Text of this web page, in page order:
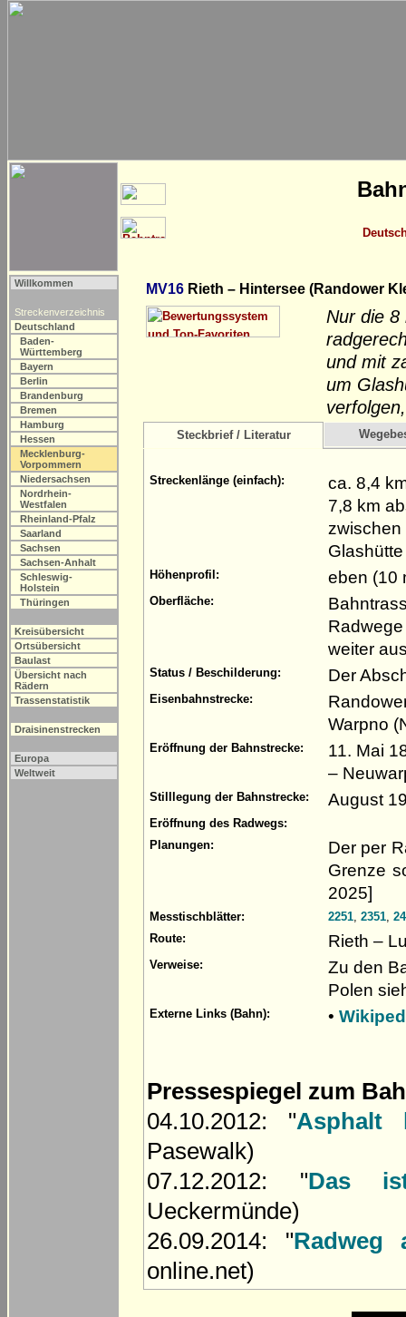
Willkommen
Streckenverzeichnis
Deutschland
Baden-
Württemberg
Bayern
Berlin
Brandenburg
Bremen
Hamburg
Hessen
Mecklenburg-
Vorpommern
Niedersachsen
Nordrhein-
Westfalen
Rheinland-Pfalz
Saarland
Sachsen
Sachsen-Anhalt
Schleswig-
Holstein
Thüringen
Kreisübersicht
Ortsübersicht
Baulast
Übersicht nach
Rädern
Trassenstatistik
Draisinenstrecken
Europa
Weltweit
MV16 Rieth – Hintersee (Randower
Nur die 8
und mit
um
Steckbrief / Literatur
Streckenlänge (einfach):
ca. 8,4
7,8 km
zwischen
Höhenprofil: eben (10
Oberfläche:
weiter
Status / Beschilderung: Der
Eisenbahnstrecke:
Warpno
Eröffnung der Bahnstrecke:
11. Mai
–
Stilllegung der Bahnstrecke: August
Eröffnung des Radwegs:
Planungen:
Der per
Grenze
2025]
Messtischblätter: 2251, 2351,
Route:
Rieth –
Verweise:
Zu den
Polen
Externe Links (Bahn): •
Pressespiegel zum
04.10.2012: "Asphalt
Pasewalk)
07.12.2012: "Das
Ueckermünde)
26.09.2014: "Radweg
online.net)